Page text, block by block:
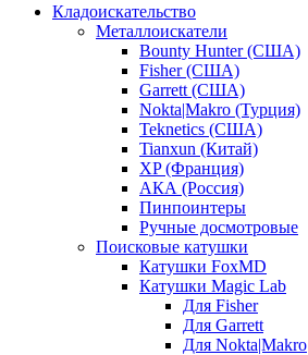
Кладоискательство
Металлоискатели
Bounty Hunter (США)
Fisher (США)
Garrett (США)
Nokta|Makro (Турция)
Teknetics (США)
Tianxun (Китай)
XP (Франция)
АКА (Россия)
Пинпоинтеры
Ручные досмотровые
Поисковые катушки
Катушки FoxMD
Катушки Magic Lab
Для Fisher
Для Garrett
Для Nokta|Makro